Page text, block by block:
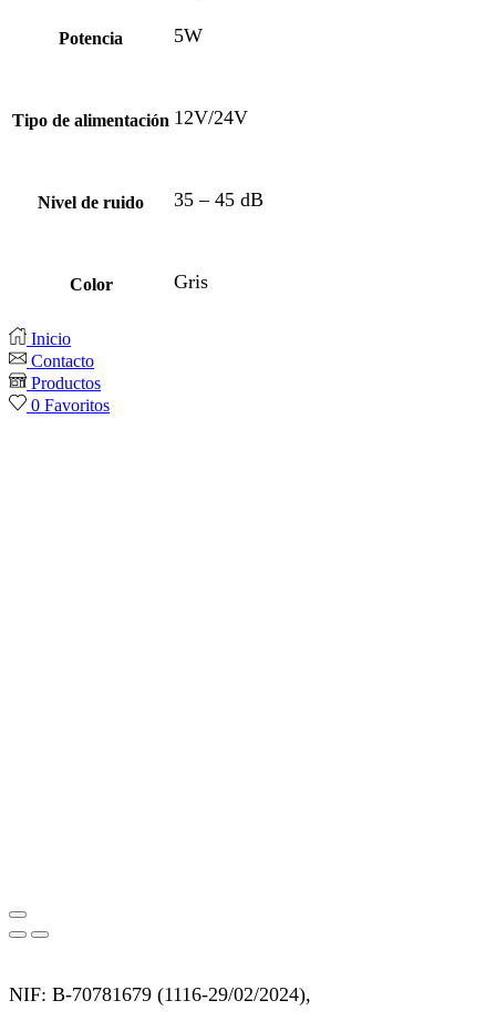
Potencia 5W
Tipo de alimentación 12V/24V
Nivel de ruido 35 – 45 dB
Color Gris
Inicio
Contacto
Productos
0 Favoritos
NIF: B-70781679 (1116-29/02/2024),